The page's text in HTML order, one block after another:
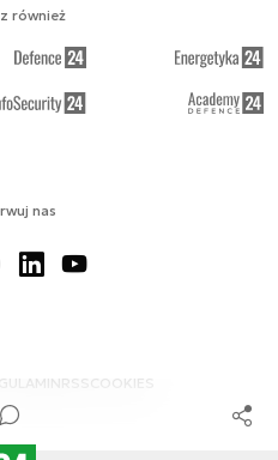
nas
RSS COOKIES
również